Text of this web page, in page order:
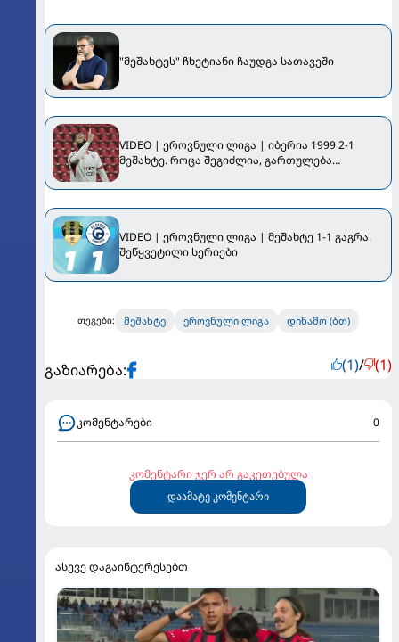
"მეშახტეს" ჩხეტიანი ჩაუდგა სათავეში
VIDEO | ეროვნული ლიგა | იბერია 1999 2-1
მეშახტე. როცა შეგიძლია, გართულება
VIDEO | ეროვნული ლიგა | მეშახტე 1-1 გაგრა.
შეწყვეტილი სერიები
თეგები: მეშახტე ეროვნული ლიგა დინამო (ბთ)
გაზიარება: (1)/ (1)
კომენტარები 0
კომენტარი ჯერ არ გაკეთებულა
დაამატე კომენტარი
ასევე დაგაინტერესებთ